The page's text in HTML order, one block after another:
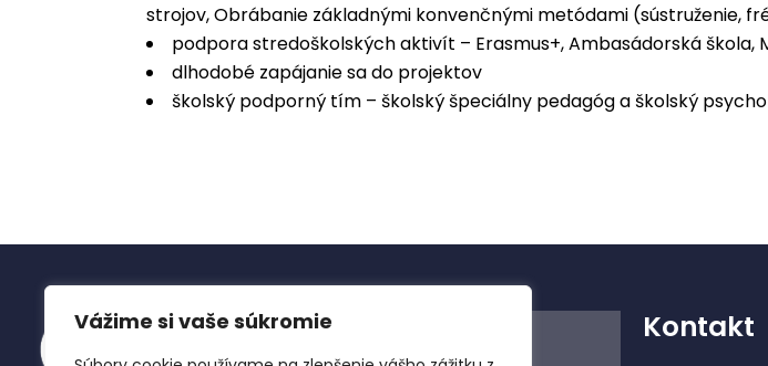
Vážime si vaše súkromie
strojov, Obrábanie základnými konvenčnými metódami (sústruženie,
podpora stredoškolských aktivít – Erasmus+, Ambasádorská škola,
dlhodobé zapájanie sa do projektov
školský podporný tím – školský špeciálny pedagóg a školský
Kontakt